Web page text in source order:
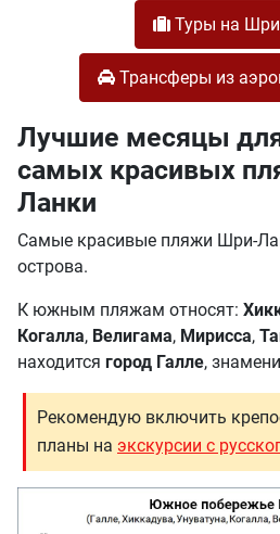
Туры на
Трансферы из
Лучшие месяцы
самых красивых
Ланки
Самые красивые пляжи Шри-
острова.
К южным пляжам относят:
Когалла, Велигама, Мирисса,
находится город Галле,
Рекомендую включить
планы на экскурсии с